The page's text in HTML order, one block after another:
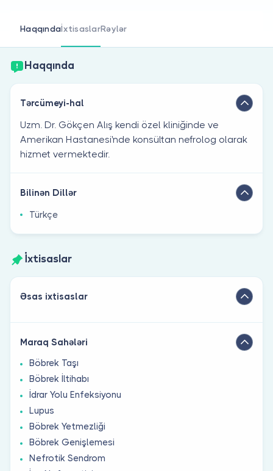
HaqqındaİxtisaslarRəylər
Haqqında
Tərcümeyi-hal
Uzm. Dr. Gökçen Alış kendi özel kliniğinde ve
Amerikan Hastanesi'nde konsültan nefrolog olarak
hizmet vermektedir.
Bilinən Dillər
Türkçe
İxtisaslar
Əsas ixtisaslar
Maraq Sahələri
Böbrek Taşı
Böbrek İltihabı
İdrar Yolu Enfeksiyonu
Lupus
Böbrek Yetmezliği
Böbrek Genişlemesi
Nefrotik Sendrom